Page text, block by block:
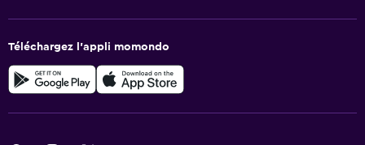
Téléchargez l’appli momondo